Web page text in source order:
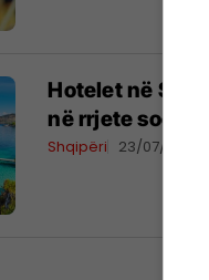
Hotelet në
në rrjete sociale
Shqipëri 23/07/2024